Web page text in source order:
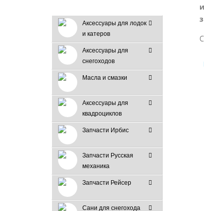
Аксессуары для лодок
и катеров
Аксессуары для
снегоходов
Масла и смазки
Аксессуары для
квадроциклов
Запчасти Ирбис
Запчасти Русская
механика
Запчасти Рейсер
Сани для снегохода